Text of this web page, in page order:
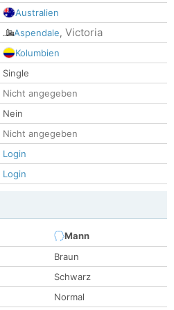
Australien
Aspendale, Victoria
Kolumbien
Single
Nicht angegeben
Nein
Nicht angegeben
Login
Login
Mann
Braun
Schwarz
Normal